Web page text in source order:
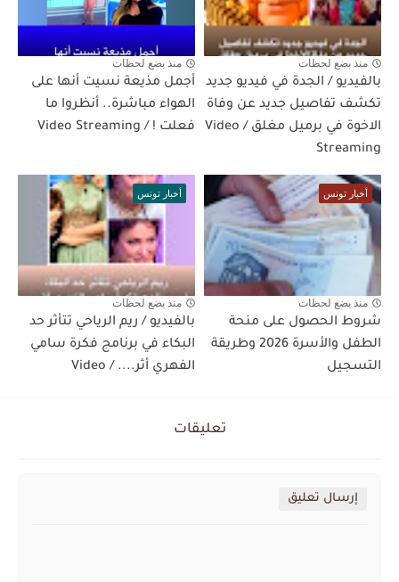
منذ بضع لحظات
بالفيديو / الجدة في فيديو جديد
تكشف تفاصيل جديد عن وفاة
الاخوة في برميل مغلق / Video
Streaming
منذ بضع لحظات
أجمل مذيعة نسيت أنها على
الهواء مباشرة.. أنظروا ما
فعلت ! / Video Streaming
أخبار تونس
منذ بضع لحظات
شروط الحصول على منحة
الطفل والأسرة 2026 وطريقة
التسجيل
أخبار تونس
منذ بضع لحظات
بالفيديو / ريم الرياحي تتأثر حد
البكاء في برنامج فكرة سامي
الفهري أثر.... / Video
تعليقات
إرسال تعليق